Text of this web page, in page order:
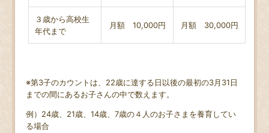
３歳から高校生
年代まで
月額 10,000円 月額 30,000円
※第3子のカウントは、22歳に達する日以後の最初の3月31日
までの間にあるお子さんの中で数えます。
例）24歳、21歳、14歳、7歳の４人のお子さまを養育してい
る場合